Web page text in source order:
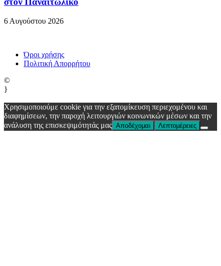
6 Αυγούστου 2026
Όροι χρήσης
Πολιτική Απορρήτου
©
}
Χρησιμοποιούμε cookie για την εξατομίκευση περιεχομένου και
διαφημίσεων, την παροχή λειτουργιών κοινωνικών μέσων και την
ανάλυση της επισκεψιμότητάς μας Αποδέχομαι Λεπτομέρειες